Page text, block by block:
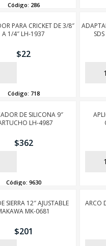
Código: 286
PARA CRICKET DE 3/8″
A 1/4″ LH-1937
$22
Código: 718
AÑADIR
DE SILICONA 9″
LH-4987
$362
Código: 9630
AÑADIR
SIERRA 12″ AJUSTABLE
MK-0681
$201
ARCO